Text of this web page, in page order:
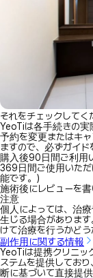
それをチェックしてく
YeoTiは各手続きの実
予約を変更またはキ
ますので、必ずガイド
購入後90日間ご利用
369日間ご使用いた
能です。）
施術後にレビューを書
注意
個人によっては、治
生じる場合がありま
けて治療を行うかどう
副作用に関する情報
YeoTiは提携クリニッ
ステムを提供してお
断に基づいて直接提供